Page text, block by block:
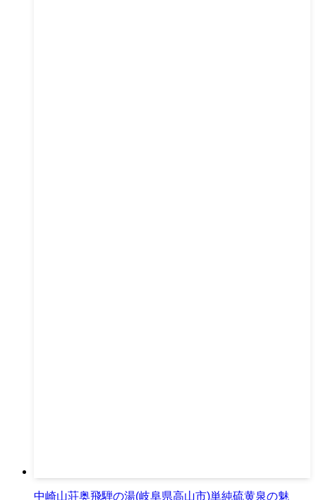
中崎山荘奥飛騨の湯(岐阜県高山市)単純硫黄泉の魅